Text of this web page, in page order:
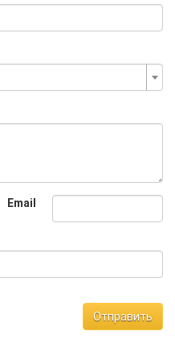
Email
Отправить